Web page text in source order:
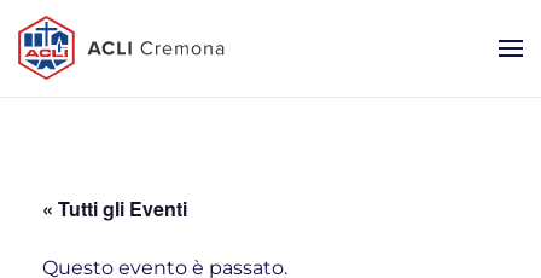
« Tutti gli Eventi
Questo evento è passato.